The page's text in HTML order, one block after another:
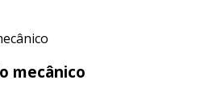
mecânico